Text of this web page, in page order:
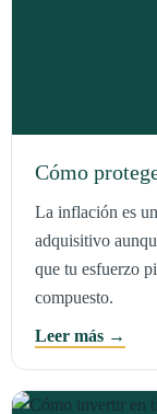
Cómo
La inflación es
adquisitivo
que tu esfuerzo
compuesto.
Leer más →